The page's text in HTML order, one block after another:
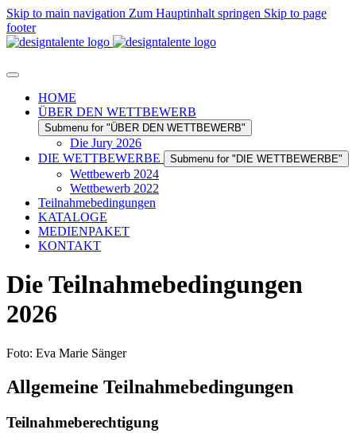
Skip to main navigation Zum Hauptinhalt springen Skip to page
footer
HOME
ÜBER DEN WETTBEWERB
Submenu for "ÜBER DEN WETTBEWERB"
Die Jury 2026
DIE WETTBEWERBE
Submenu for "DIE WETTBEWERBE"
Wettbewerb 2024
Wettbewerb 2022
Teilnahmebedingungen
KATALOGE
MEDIENPAKET
KONTAKT
Die Teilnahmebedingungen
2026
Foto: Eva Marie Sänger
Allgemeine Teilnahmebedingungen
Teilnahmeberechtigung